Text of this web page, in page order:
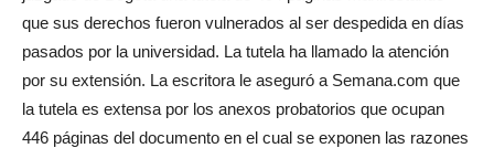
que sus derechos fueron vulnerados al ser despedida en días
pasados por la universidad. La tutela ha llamado la atención
por su extensión. La escritora le aseguró a Semana.com que
la tutela es extensa por los anexos probatorios que ocupan
446 páginas del documento en el cual se exponen las razones